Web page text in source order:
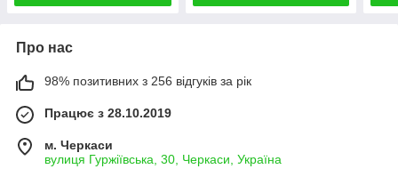
Про нас
98% позитивних з 256 відгуків за рік
Працює з 28.10.2019
м. Черкаси
вулиця Гуржіївська, 30, Черкаси, Україна